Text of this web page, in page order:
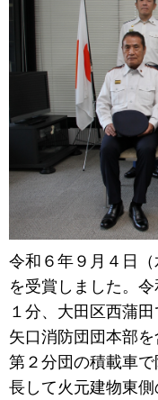
令和６年９月４日
を受賞しました。
１分、大田区西蒲
矢口消防団団本部を
第２分団の積載車
長して火元建物東